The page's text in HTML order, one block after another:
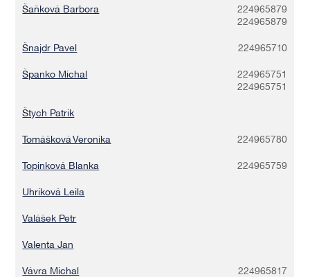
Šaňková Barbora
224965879
224965879
Šnajdr Pavel 224965710
Španko Michal
224965751
224965751
Štych Patrik
Tomášková Veronika 224965780
Topinková Blanka 224965759
Uhríková Leila
Valášek Petr
Valenta Jan
Vávra Michal
224965817